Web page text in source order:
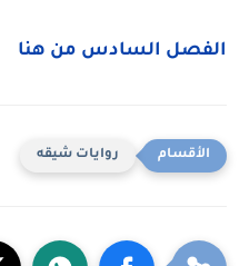
الفصل السادس من هنا
روايات شيقه